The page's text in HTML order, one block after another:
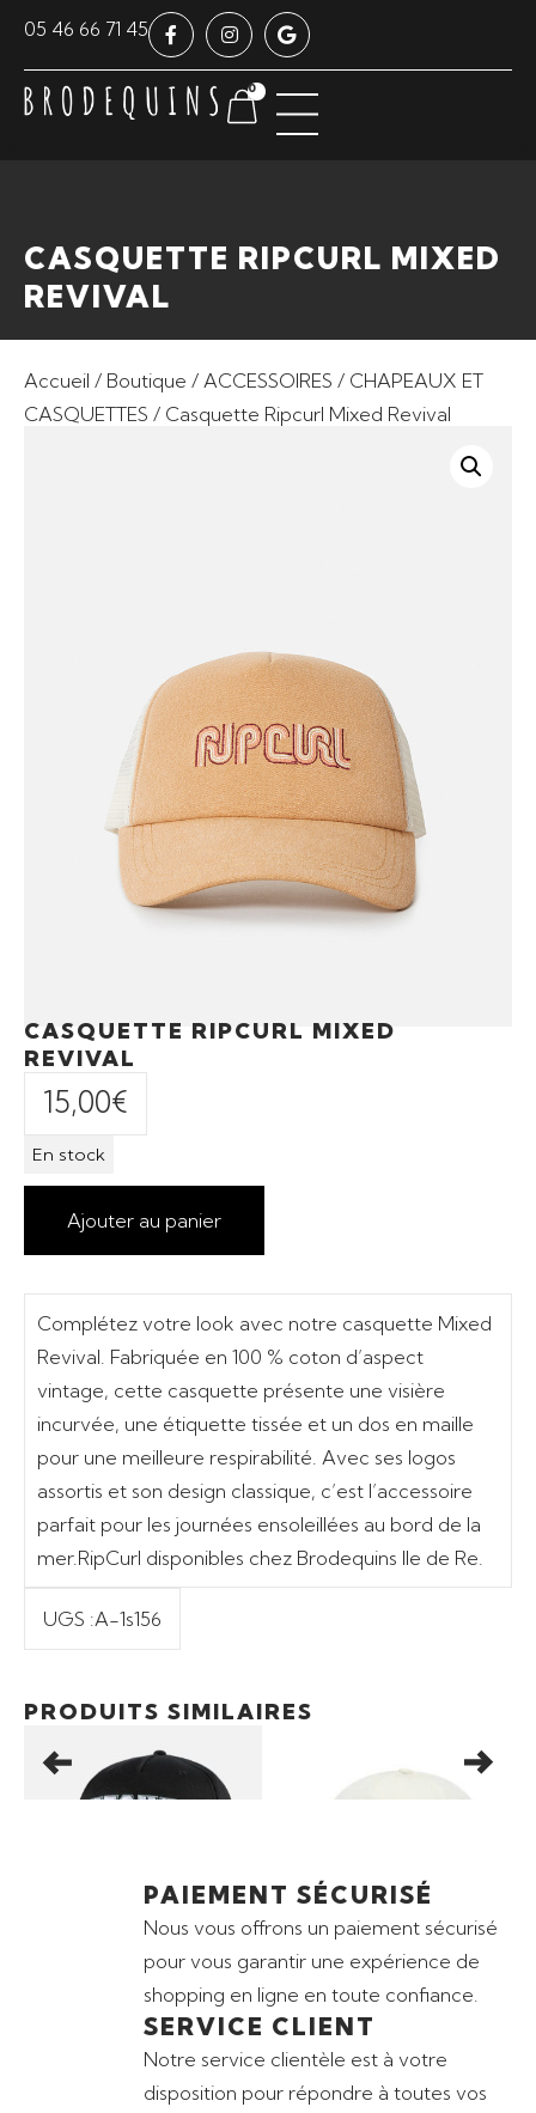
05 46 66 71 45
0
CASQUETTE RIPCURL MIXED
REVIVAL
Accueil / Boutique / ACCESSOIRES / CHAPEAUX ET
CASQUETTES / Casquette Ripcurl Mixed Revival
CASQUETTE RIPCURL MIXED
REVIVAL
15,00€
En stock
Ajouter au panier
Complétez votre look avec notre casquette Mixed
Revival. Fabriquée en 100 % coton d’aspect
vintage, cette casquette présente une visière
incurvée, une étiquette tissée et un dos en maille
pour une meilleure respirabilité. Avec ses logos
assortis et son design classique, c’est l’accessoire
parfait pour les journées ensoleillées au bord de la
mer.RipCurl disponibles chez Brodequins Ile de Re.
UGS :A-1s156
PRODUITS SIMILAIRES
Ajouter au panier
20,00 €
UNIVERSITY BASEBALL
SCRIPT GRADIENT HAT
PAIEMENT SÉCURISÉ
Nous vous offrons un paiement sécurisé
pour vous garantir une expérience de
shopping en ligne en toute confiance.
SERVICE CLIENT
Notre service clientèle est à votre
disposition pour répondre à toutes vos
Panneau de gestion des cookies